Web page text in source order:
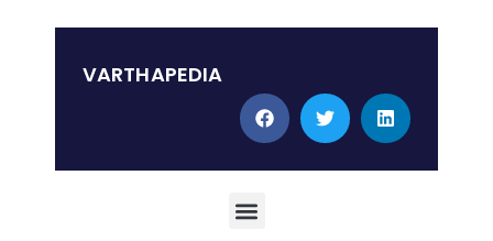
content
VARTHAPEDIA
Menu